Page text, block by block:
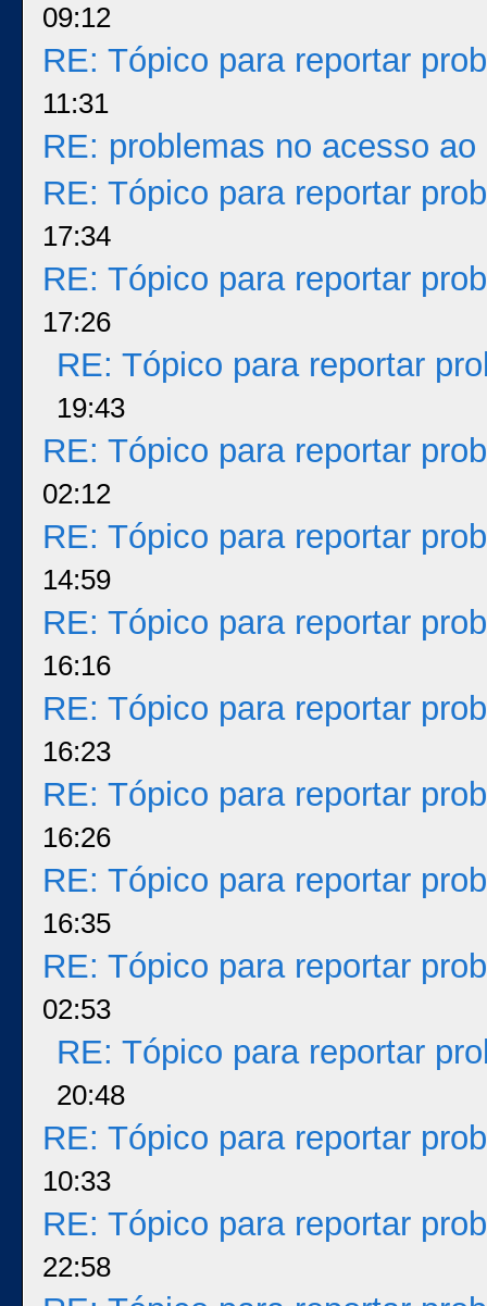
09:12
RE: Tópico para reportar
11:31
RE: problemas no acesso
RE: Tópico para reportar
17:34
RE: Tópico para reportar
17:26
RE: Tópico para reportar
19:43
RE: Tópico para reportar
02:12
RE: Tópico para reportar
14:59
RE: Tópico para reportar
16:16
RE: Tópico para reportar
16:23
RE: Tópico para reportar
16:26
RE: Tópico para reportar
16:35
RE: Tópico para reportar
02:53
RE: Tópico para reportar
20:48
RE: Tópico para reportar
10:33
RE: Tópico para reportar
22:58